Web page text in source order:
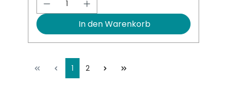
In den Warenkorb
1 2